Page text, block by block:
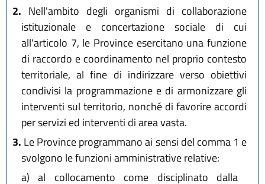
2. Nell'ambito degli organismi di collaborazione
istituzionale e concertazione sociale di cui
all'articolo 7, le Province esercitano una funzione
di raccordo e coordinamento nel proprio contesto
territoriale, al fine di indirizzare verso obiettivi
condivisi la programmazione e di armonizzare gli
interventi sul territorio, nonché di favorire accordi
per servizi ed interventi di area vasta.
3. Le Province programmano ai sensi del comma 1 e
svolgono le funzioni amministrative relative:
a) al collocamento come disciplinato dalla